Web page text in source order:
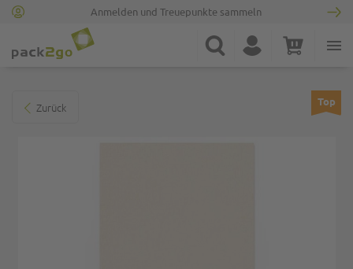
Anmelden und Treuepunkte sammeln
Suche Konto Warenkorb
Zurück Top